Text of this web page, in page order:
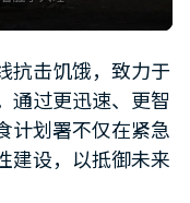
抗击饥饿，致力于
通过更迅速、更智
计划署不仅在紧急
建设，以抵御未来